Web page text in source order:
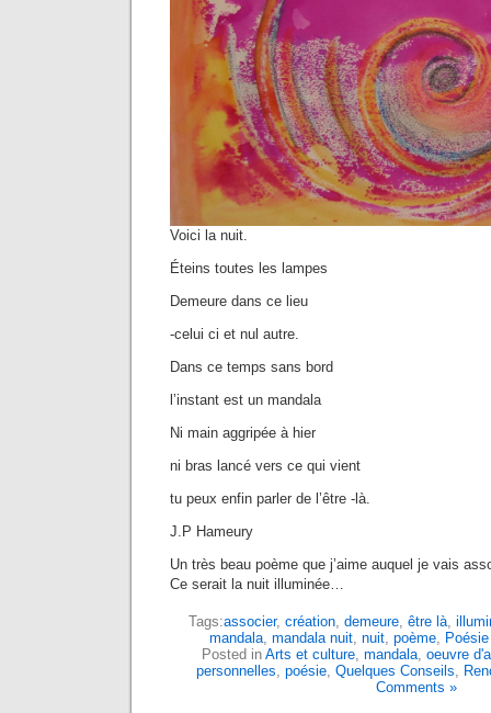
Voici la nuit.
Éteins toutes les lampes
Demeure dans ce lieu
-celui ci et nul autre.
Dans ce temps sans bord
l’instant est un mandala
Ni main aggripée à hier
ni bras lancé vers ce qui vient
tu peux enfin parler de l’être -là.
J.P Hameury
Un très beau poème que j’aime auquel je vais
Ce serait la nuit illuminée…
Tags:associer, création, demeure, être là,
mandala, mandala nuit, nuit, poème,
Posted in Arts et culture, mandala, oeuvre
personnelles, poésie, Quelques Conseils,
Comments »